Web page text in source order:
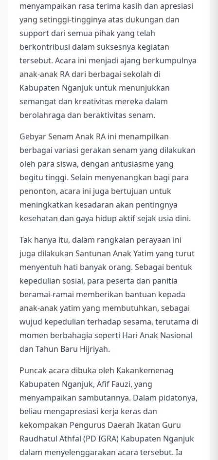
menyampaikan rasa terima kasih dan apresiasi
yang setinggi-tingginya atas dukungan dan
support dari semua pihak yang telah
berkontribusi dalam suksesnya kegiatan
tersebut. Acara ini menjadi ajang berkumpulnya
anak-anak RA dari berbagai sekolah di
Kabupaten Nganjuk untuk menunjukkan
semangat dan kreativitas mereka dalam
berolahraga dan beraktivitas senam.
Gebyar Senam Anak RA ini menampilkan
berbagai variasi gerakan senam yang dilakukan
oleh para siswa, dengan antusiasme yang
begitu tinggi. Selain menyenangkan bagi para
penonton, acara ini juga bertujuan untuk
meningkatkan kesadaran akan pentingnya
kesehatan dan gaya hidup aktif sejak usia dini.
Tak hanya itu, dalam rangkaian perayaan ini
juga dilakukan Santunan Anak Yatim yang turut
menyentuh hati banyak orang. Sebagai bentuk
kepedulian sosial, para peserta dan panitia
beramai-ramai memberikan bantuan kepada
anak-anak yatim yang membutuhkan, sebagai
wujud kepedulian terhadap sesama, terutama di
momen berbahagia seperti Hari Anak Nasional
dan Tahun Baru Hijriyah.
Puncak acara dibuka oleh Kakankemenag
Kabupaten Nganjuk, Afif Fauzi, yang
menyampaikan sambutannya. Dalam pidatonya,
beliau mengapresiasi kerja keras dan
kekompakan Pengurus Daerah Ikatan Guru
Raudhatul Athfal (PD IGRA) Kabupaten Nganjuk
dalam menyelenggarakan acara tersebut. Ia